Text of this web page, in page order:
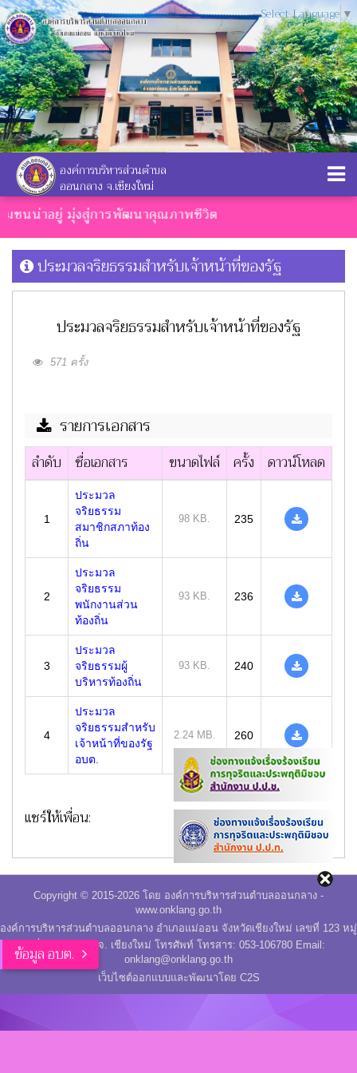
Select Language ▼
องค์การบริหารส่วนตำบล
ออนกลาง จ.เชียงใหม่
ชนน่าอยู่ มุ่งสู่การพัฒนาคุณภาพชีวิต
ข้อมูล อบต.
ประมวลจริยธรรมสำหรับเจ้าหน้าที่ของรัฐ
ประมวลจริยธรรมสำหรับเจ้าหน้าที่ของรัฐ
571 ครั้ง
รายการเอกสาร
ลำดับ ชื่อเอกสาร ขนาดไฟล์ ครั้ง ดาวน์โหลด
1
ประมวล
จริยธรรม
สมาชิกสภาท้อง
ถิ่น
98 KB. 235
2
ประมวล
จริยธรรม
พนักงานส่วน
ท้องถิ่น
93 KB. 236
3
ประมวล
จริยธรรมผู้
บริหารท้องถิ่น
93 KB. 240
4
ประมวล
จริยธรรมสำหรับ
เจ้าหน้าที่ของรัฐ
อบต.
2.24 MB. 260
แชร์ให้เพื่อน:
Copyright © 2015-2026 โดย องค์การบริหารส่วนตำบลออนกลาง -
www.onklang.go.th
องค์การบริหารส่วนตำบลออนกลาง อำเภอแม่ออน จังหวัดเชียงใหม่ เลขที่ 123 หมู่
ที่ 9 อ.แม่ออน จ. เชียงใหม่ โทรศัพท์ โทรสาร: 053-106780 Email:
onklang@onklang.go.th
เว็บไซต์ออกแบบและพัฒนาโดย C2S